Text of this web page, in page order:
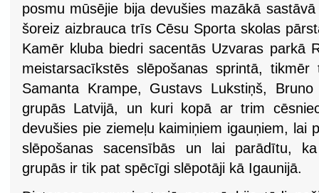
posmu mūsējie bija devušies mazākā
šoreiz aizbrauca trīs Cēsu Sporta skolas
Kamēr kluba biedri sacentās Uzvaras parkā
meistarsacīkstēs slēpošanas sprintā,
Samanta Krampe, Gustavs Lukstiņš,
grupās Latvijā, un kuri kopā ar trim
devušies pie ziemeļu kaimiņiem igauņiem, lai
slēpošanas sacensībās un lai parādītu,
grupās ir tik pat spēcīgi slēpotāji kā Igaunijā.